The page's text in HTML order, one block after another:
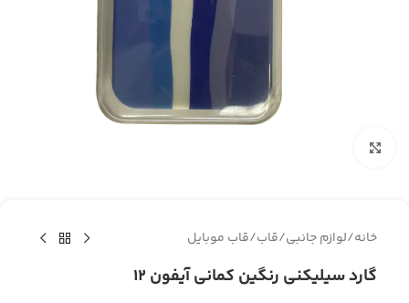
خانه/لوازم جانبی/قاب/قاب موبایل
گارد سیلیکنی رنگین کمانی آیفون 12